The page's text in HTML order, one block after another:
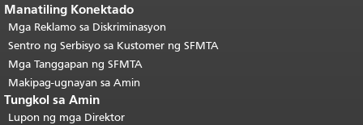
Manatiling Konektado
Mga Reklamo sa Diskriminasyon
Sentro ng Serbisyo sa Kustomer ng SFMTA
Mga Tanggapan ng SFMTA
Makipag-ugnayan sa Amin
Tungkol sa Amin
Lupon ng mga Direktor